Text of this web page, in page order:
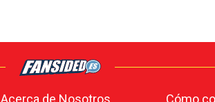
Acerca de Nosotros Cómo